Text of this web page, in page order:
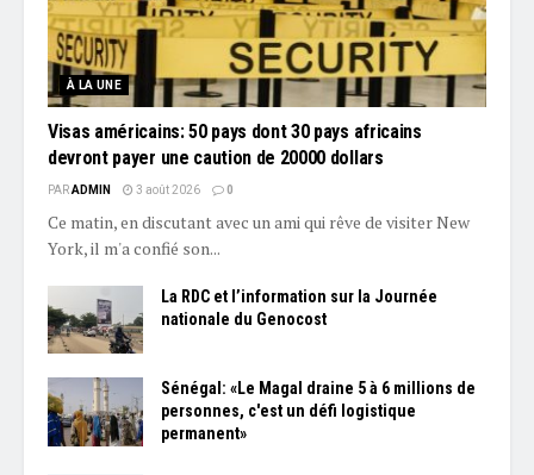
À LA UNE
Visas américains: 50 pays dont 30 pays africains
devront payer une caution de 20000 dollars
PARADMIN 3 août 2026 0
Ce matin, en discutant avec un ami qui rêve de visiter New
York, il m'a confié son...
La RDC et l’information sur la Journée
nationale du Genocost
Sénégal: «Le Magal draine 5 à 6 millions de
personnes, c'est un défi logistique
permanent»